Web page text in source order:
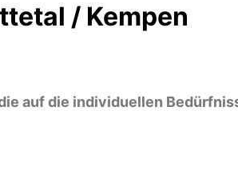
/ Kempen
auf die individuellen